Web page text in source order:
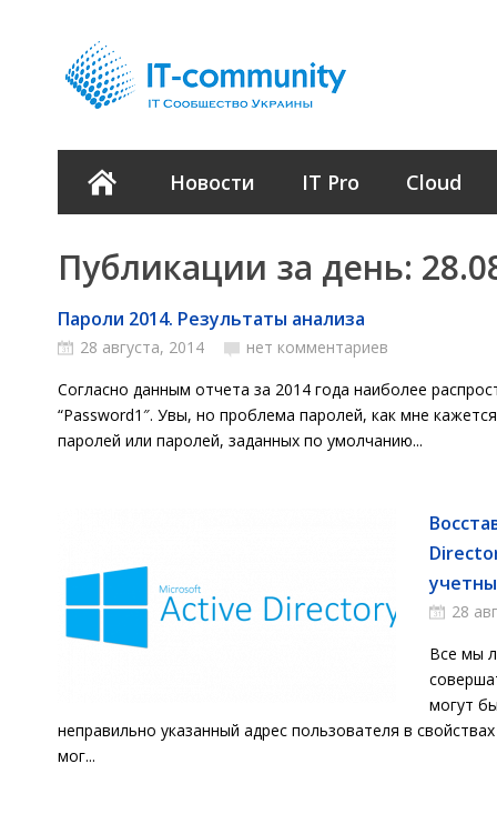
Новости IT Pro Cloud
Публикации за день:
Пароли 2014. Результаты анализа
28 августа, 2014
нет комментариев
Согласно данным отчета за 2014 года наиболее
“Password1″. Увы, но проблема паролей, как мне
паролей или паролей, заданных по умолчанию...
28
Все мы
могут
неправильно указанный адрес пользователя в
мог...